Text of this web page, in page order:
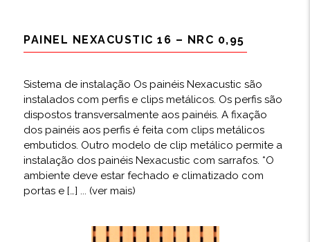
PAINEL NEXACUSTIC 16 – NRC 0,95
Sistema de instalação Os painéis Nexacustic são
instalados com perfis e clips metálicos. Os perfis são
dispostos transversalmente aos painéis. A fixação
dos painéis aos perfis é feita com clips metálicos
embutidos. Outro modelo de clip metálico permite a
instalação dos painéis Nexacustic com sarrafos. *O
ambiente deve estar fechado e climatizado com
portas e […] ... (ver mais)